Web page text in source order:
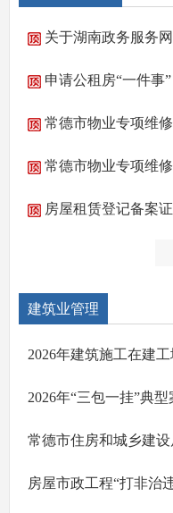
关于湖南政务服务网及湘易办APP线
申请公租房“一件事”
常德市物业专项维修资
常德市物业专项维修资
房屋租赁登记备案证
建筑业管理
2026年“三包一挂”典型
房屋市政工程“打非治